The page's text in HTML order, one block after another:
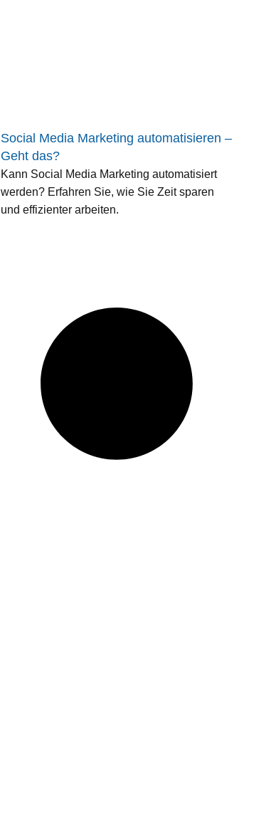
Social Media Marketing automatisieren –
Geht das?
Kann Social Media Marketing automatisiert
werden? Erfahren Sie, wie Sie Zeit sparen
und effizienter arbeiten.